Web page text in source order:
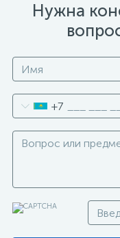
Нужна
+7